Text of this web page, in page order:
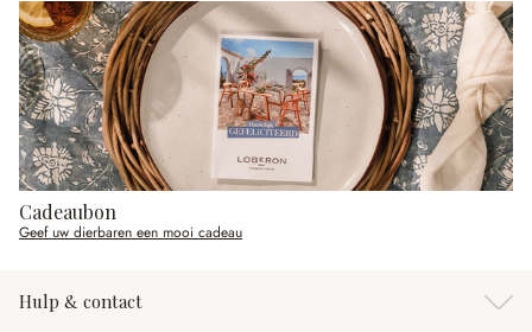
Cadeaubon
Geef uw dierbaren een mooi cadeau
Hulp & contact